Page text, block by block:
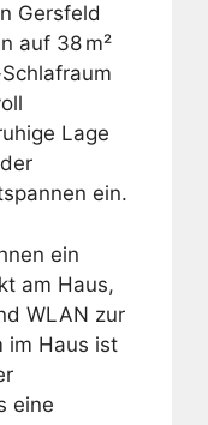
Gersfeld
auf 38 m²
Lage
ein.
ein
am Haus,
WLAN zur
im Haus ist
eine